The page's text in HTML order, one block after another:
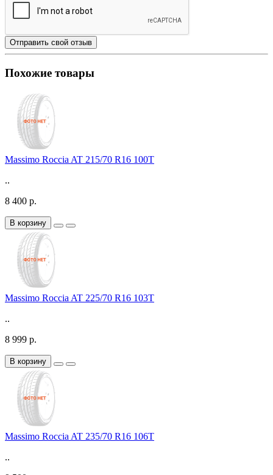
Отправить свой отзыв
Похожие товары
Massimo Roccia AT 215/70 R16 100T
..
8 400 р.
В корзину
Massimo Roccia AT 225/70 R16 103T
..
8 999 р.
В корзину
Massimo Roccia AT 235/70 R16 106T
..